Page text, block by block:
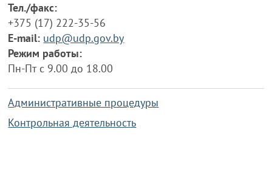
Тел./факс:
+375 (17) 222-35-56
E-mail: udp@udp.gov.by
Режим работы:
Пн-Пт с 9.00 до 18.00
Административные процедуры
Контрольная деятельность